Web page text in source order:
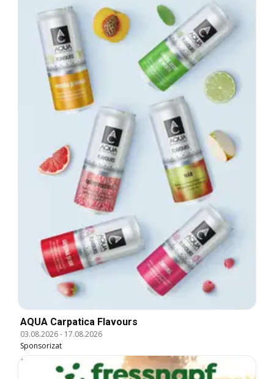
AQUA Carpatica Flavours
03.08.2026- 17.08.2026
Sponsorizat